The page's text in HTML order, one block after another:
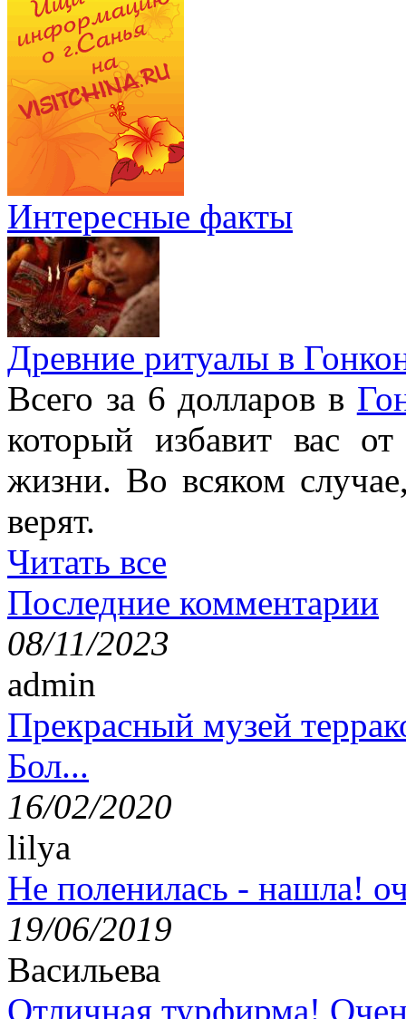
Интересные факты
Древние ритуалы в
Всего за 6 долларов в
который избавит вас
жизни. Во всяком
верят.
Читать все
Последние комментарии
08/11/2023
admin
Прекрасный музей
Бол...
16/02/2020
lilya
Не поленилась - нашла!
19/06/2019
Васильева
Отличная турфирма!